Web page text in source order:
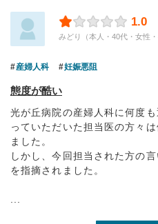
1.0
みどり（本人・40代・女性・
産婦人科 妊娠悪阻
態度が酷い
光が丘病院の産婦人科に何度
っていただいた担当医の方々
ました。
しかし、今回担当された方の
を指摘されました。